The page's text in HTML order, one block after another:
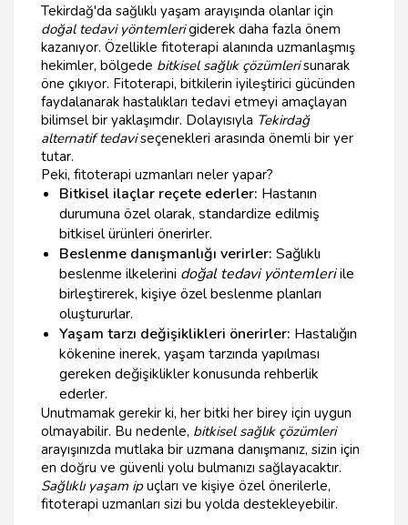
Tekirdağ'da sağlıklı yaşam arayışında olanlar için
doğal tedavi yöntemlerigiderek daha fazla önem
kazanıyor. Özellikle fitoterapi alanında uzmanlaşmış
hekimler, bölgede bitkisel sağlık çözümlerisunarak
öne çıkıyor. Fitoterapi, bitkilerin iyileştirici gücünden
faydalanarak hastalıkları tedavi etmeyi amaçlayan
bilimsel bir yaklaşımdır. Dolayısıyla Tekirdağ
alternatif tedaviseçenekleri arasında önemli bir yer
tutar.
Peki, fitoterapi uzmanları neler yapar?
Bitkisel ilaçlar reçete ederler: Hastanın
durumuna özel olarak, standardize edilmiş
bitkisel ürünleri önerirler.
Beslenme danışmanlığı verirler: Sağlıklı
beslenme ilkelerini doğal tedavi yöntemleriile
birleştirerek, kişiye özel beslenme planları
oluştururlar.
Yaşam tarzı değişiklikleri önerirler: Hastalığın
kökenine inerek, yaşam tarzında yapılması
gereken değişiklikler konusunda rehberlik
ederler.
Unutmamak gerekir ki, her bitki her birey için uygun
olmayabilir. Bu nedenle, bitkisel sağlık çözümleri
arayışınızda mutlaka bir uzmana danışmanız, sizin için
en doğru ve güvenli yolu bulmanızı sağlayacaktır.
Sağlıklı yaşam ipuçları ve kişiye özel önerilerle,
fitoterapi uzmanları sizi bu yolda destekleyebilir.